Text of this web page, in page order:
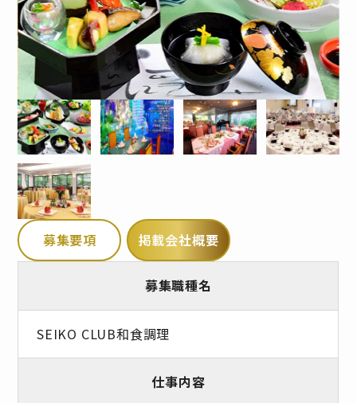
募集要項 掲載会社概要
募集職種名
SEIKO CLUB和食調理
仕事内容